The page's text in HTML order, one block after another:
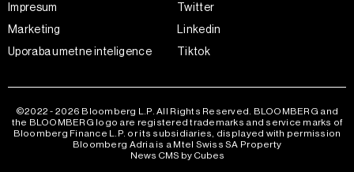
Impresum
Marketing
Uporaba umetne inteligence
Twitter
Linkedin
Tiktok
©2022 - 2026 Bloomberg L.P. All Rights Reserved. BLOOMBERG and
the BLOOMBERG logo are registered trademarks and service marks of
Bloomberg Finance L.P. or its subsidiaries, displayed with permission
Bloomberg Adria is a Mtel Swiss SA Property
News CMS by Cubes